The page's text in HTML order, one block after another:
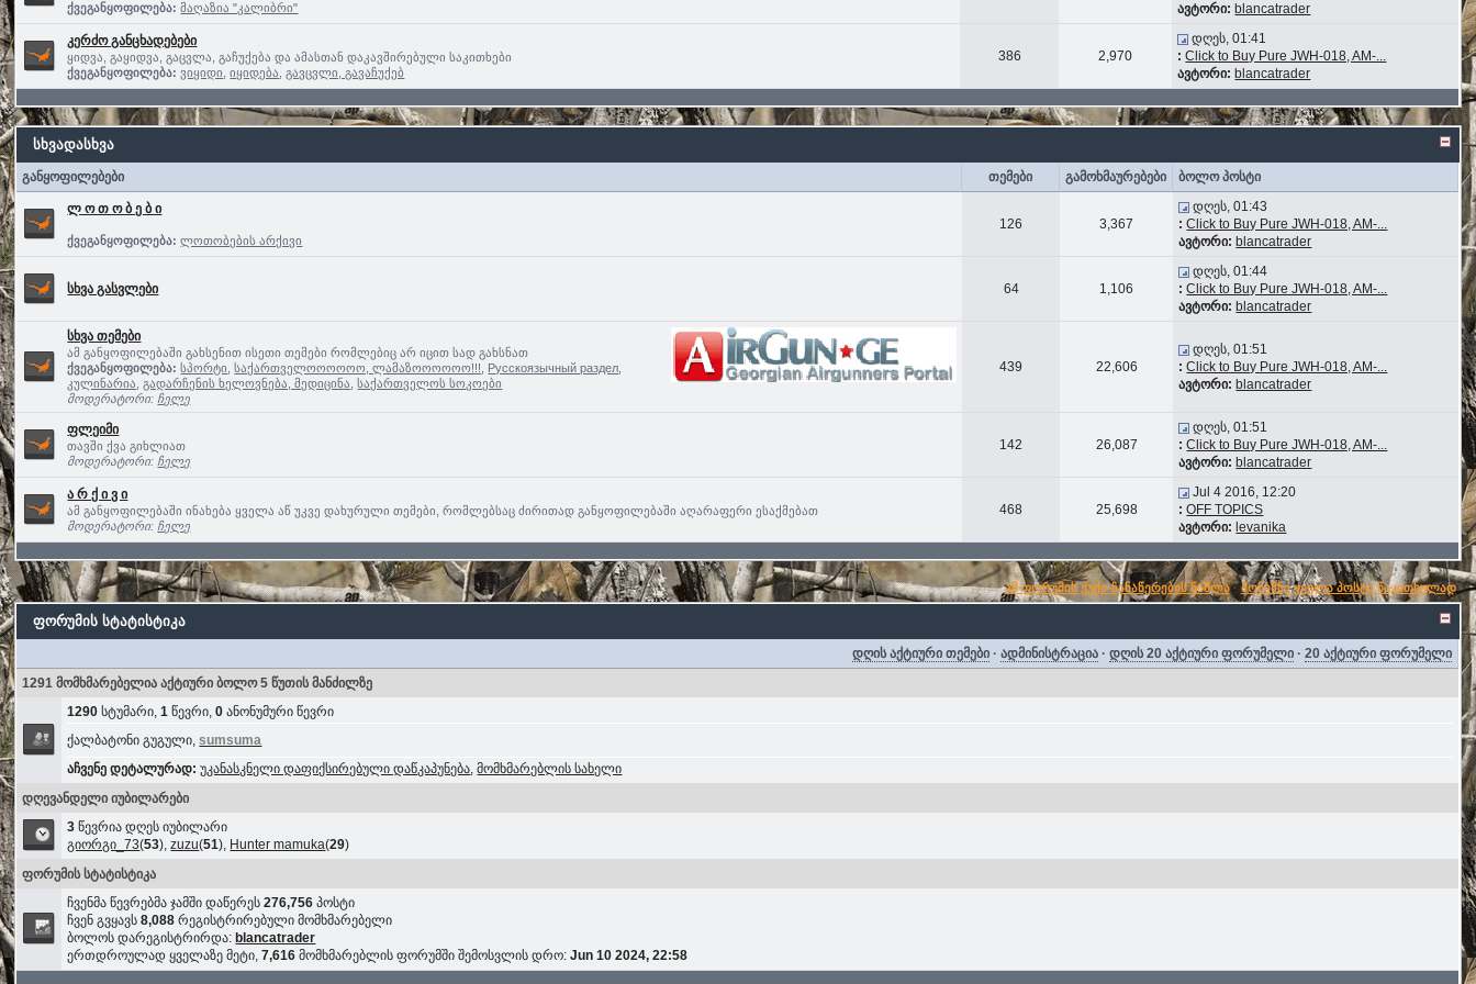
ქვეგანყოფილება: მაღაზია "კალიბრი" ავტორი: blancatrader
კერძო განცხადებები
ყიდვა, გაყიდვა, გაცვლა, გაჩუქება და ამასთან დაკავშირებული საკითხები
ქვეგანყოფილება: ვიყიდი ,იყიდება ,გავცვლი, გავაჩუქებ
386 2,970
დღეს, 01:41
: Click to Buy Pure JWH-018, AM-...
ავტორი: blancatrader
სხვადასხვა
განყოფილებები თემები გამოხმაურებები ბოლო პოსტი
ლ ო თ ო ბ ე ბ ი
ქვეგანყოფილება: ლოთობების არქივი
126 3,367
დღეს, 01:43
: Click to Buy Pure JWH-018, AM-...
ავტორი: blancatrader
სხვა გასვლები 64 1,106
დღეს, 01:44
: Click to Buy Pure JWH-018, AM-...
ავტორი: blancatrader
სხვა თემები
ამ განყოფილებაში გახსენით ისეთი თემები რომლებიც არ იცით სად გახსნათ
ქვეგანყოფილება: სპორტი ,საქართველოოოოოო, ლამაზოოოოოო!!! Русскоязычный раздел
კულინარია ,გადარჩენის ხელოვნება, მედიცინა ,საქართველოს სოკოები
მოდერატორი: ჩელე
439 22,606
დღეს, 01:51
: Click to Buy Pure JWH-018, AM-...
ავტორი: blancatrader
ფლეიმი
თავში ქვა გიხლიათ
მოდერატორი: ჩელე
142 26,087
დღეს, 01:51
: Click to Buy Pure JWH-018, AM-...
ავტორი: blancatrader
ა რ ქ ი ვ ი
ამ განყოფილებაში ინახება ყველა აწ უკვე დახურული თემები, რომლებსაც ძირითად განყოფილებაში აღარაფერი ესაქმებათ
მოდერატორი: ჩელე
468 25,698
Jul 4 2016, 12:20
: OFF TOPICS
ავტორი: levanika
ამ ფორუმის ქუქი-ჩანაწერების წაშლა·მონიშნე ყველა პოსტი წაკითხულად
ფორუმის სტატისტიკა
დღის აქტიური თემები ·ადმინისტრაცია ·დღის 20 აქტიური ფორუმელი ·20 აქტიური ფორუმელი
1291 მომხმარებელია აქტიური ბოლო 5 წუთის მანძილზე
1290 სტუმარი,1 წევრი,0 ანონუმური წევრი
ქალბატონი გუგული,sumsuma
აჩვენე დეტალურად: უკანასკნელი დაფიქსირებული დაწკაპუნება,მომხმარებლის სახელი
დღევანდელი იუბილარები
3 წევრია დღეს იუბილარი
გიორგი_73(53),zuzu(51), Hunter mamuka(29)
ფორუმის სტატისტიკა
ჩვენმა წევრებმა ჯამში დაწერეს276,756 პოსტი
ჩვენ გვყავს8,088 რეგისტრირებული მომხმარებელი
ბოლოს დარეგისტრირდა: blancatrader
ერთდროულად ყველაზე მეტი,7,616 მომხმარებლის ფორუმში შემოსვლის დრო:Jun 10 2024, 22:58